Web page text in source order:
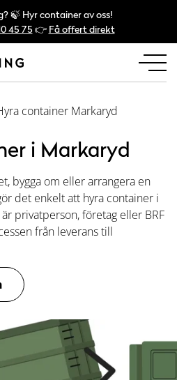
🍃 Hyr container av oss!
45 75 👉 Få offert direkt
container Markaryd
i Markaryd
bygga om eller arrangera en
det enkelt att hyra container i
privatperson, företag eller BRF
från leverans till